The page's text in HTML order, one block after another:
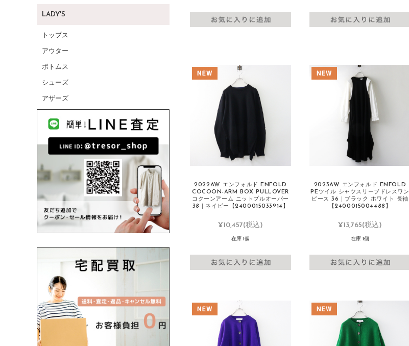
2022AW エンフォルド ENFOLD
COCOON-ARM BOX PULLOVER
コクーンアーム ニットプルオーバー
38｜ネイビー【2400015033914】
¥10,457(税込)
在庫 1個
2023AW エンフォルド ENFOLD
PEツイル シャツスリーブドレスワン
ピース 36｜ブラック ホワイト 長袖
【2400015004488】
¥13,765(税込)
在庫 1個
C
CANADA GOOSE/カナダグース
CELINE/セリーヌ
CHANEL/シャネル
cheer/チアー
Charpentier de Vaisseau/シャルパンテ
ィエドゥヴェッソ
Christian Louboutin/クリスチャンルブ
タン
COMME des GARCONS HOMME/コム
デギャルソンオム
COMME des GARCONS/コムデギャル
ソン
DANIELAGREGIS/ダニエラグレジス
DANTON/ダントン
Deuxieme Classe/ドゥーズィエムクラス
Dior/ディオール
Dolce&Gabbana/ドルチェ＆ガッバーナ
LADY'S
トップス
アウター
ボトムス
シューズ
アザーズ